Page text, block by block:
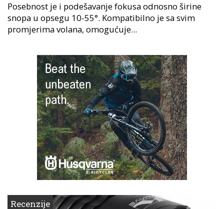
Posebnost je i podešavanje fokusa odnosno širine
snopa u opsegu 10-55°. Kompatibilno je sa svim
promjerima volana, omogućuje...
Recenzije